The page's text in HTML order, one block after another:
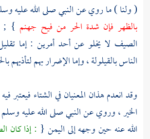
( ولنا ) ما روي عن النبي صلى الله عليه
بالظهر فإن شدة الحر من فيح جهنم } ;
الصيف لا يخلو عن أحد أمرين : إما
الناس بالقيلولة ، وإما الإضرار بهم لتأذيهم
وقد انعدم هذان المعنيان في الشتاء فيعتبر
الخير ، وروي عن النبي صلى الله عليه وسلم
الله عنه حين وجهه إلىاليمن { : إذا كان